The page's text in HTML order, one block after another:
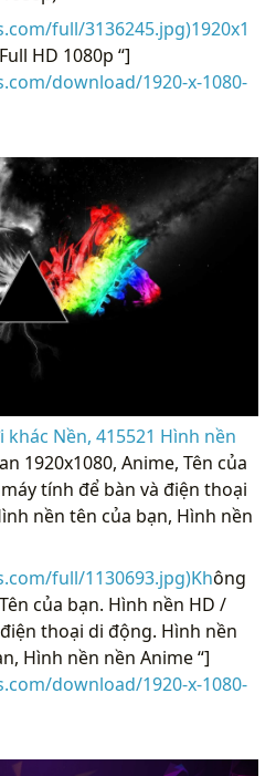
full/3136245.jpg)1920x1
HD 1080p “]
download/1920-x-1080-
Nền, 415521 Hình nền
1920x1080, Anime, Tên của
tính để bàn và điện thoại
nền tên của bạn, Hình nền
full/1130693.jpg)Không
của bạn. Hình nền HD /
thoại di động. Hình nền
Hình nền nền Anime “]
download/1920-x-1080-